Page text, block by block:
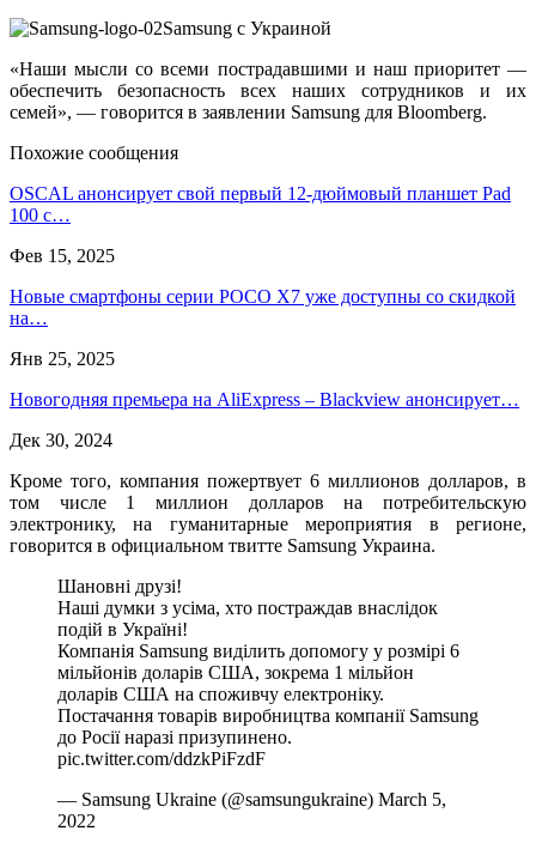
Samsung c Украиной
«Наши мысли со всеми пострадавшими и наш приоритет —
обеспечить безопасность всех наших сотрудников и их
семей», — говорится в заявлении Samsung для Bloomberg.
Похожие сообщения
OSCAL анонсирует свой первый 12-дюймовый планшет Pad
100 с…
Фев 15, 2025
Новые смартфоны серии POCO X7 уже доступны со скидкой
на…
Янв 25, 2025
Новогодняя премьера на AliExpress – Blackview анонсирует…
Дек 30, 2024
Кроме того, компания пожертвует 6 миллионов долларов, в
том числе 1 миллион долларов на потребительскую
электронику, на гуманитарные мероприятия в регионе,
говорится в официальном твитте Samsung Украина.
Шановні друзі!
Наші думки з усіма, хто постраждав внаслідок
подій в Україні!
Компанія Samsung виділить допомогу у розмірі 6
мільйонів доларів США, зокрема 1 мільйон
доларів США на споживчу електроніку.
Постачання товарів виробництва компанії Samsung
до Росії наразі призупинено.
pic.twitter.com/ddzkPiFzdF
— Samsung Ukraine (@samsungukraine) March 5,
2022